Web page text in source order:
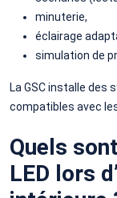
minuterie,
éclairage
simulation de
La GSC installe des
compatibles avec
Quels
LED lors